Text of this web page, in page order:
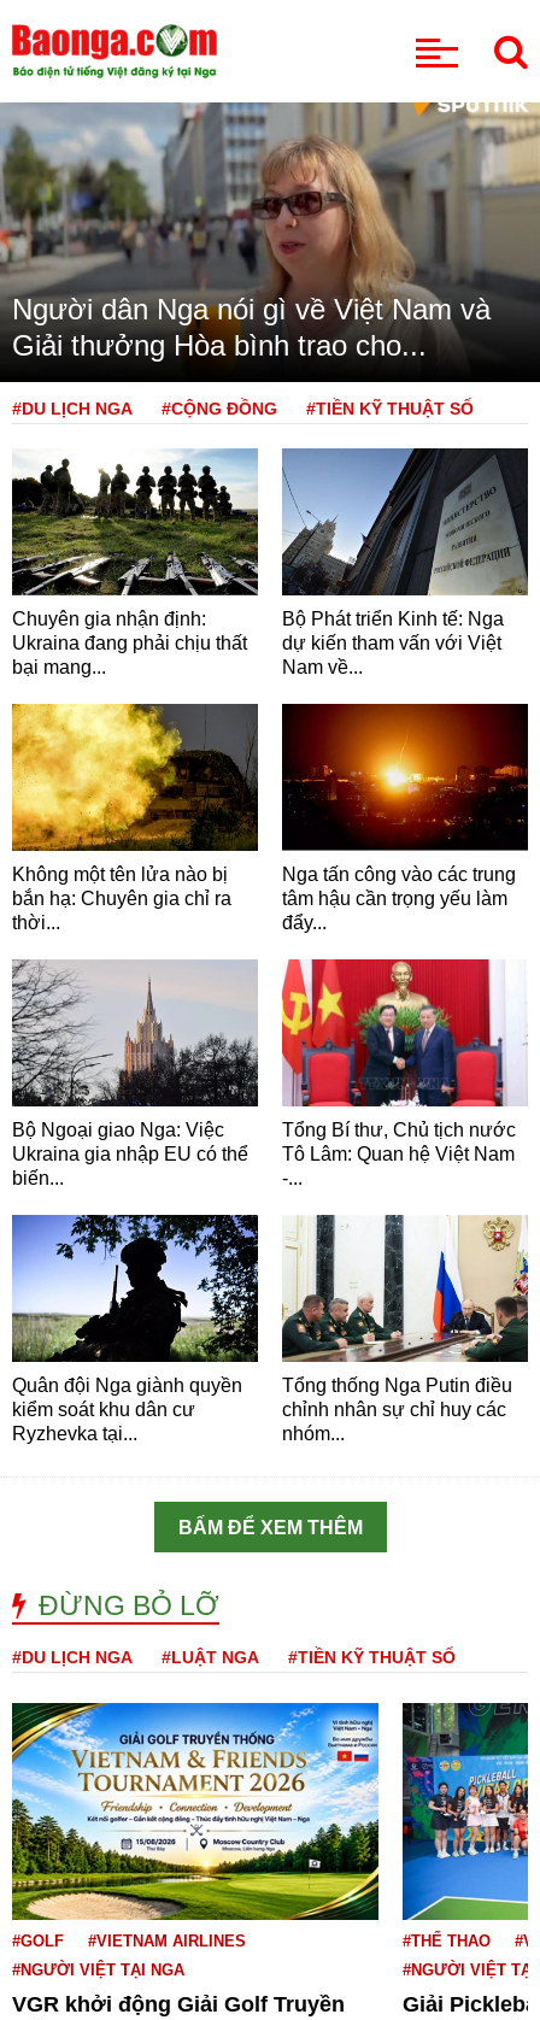
Người dân Nga nói gì về Việt Nam và
Giải thưởng Hòa bình trao cho...
#DU LỊCH NGA #CỘNG ĐỒNG #TIỀN KỸ THUẬT SỐ
Chuyên gia nhận định:
Ukraina đang phải chịu thất
bại mang...
Bộ Phát triển Kinh tế: Nga
dự kiến tham vấn với Việt
Nam về...
Không một tên lửa nào bị
bắn hạ: Chuyên gia chỉ ra
thời...
Nga tấn công vào các trung
tâm hậu cần trọng yếu làm
đẩy...
Bộ Ngoại giao Nga: Việc
Ukraina gia nhập EU có thể
biến...
Tổng Bí thư, Chủ tịch nước
Tô Lâm: Quan hệ Việt Nam
-...
Quân đội Nga giành quyền
kiểm soát khu dân cư
Ryzhevka tại...
Tổng thống Nga Putin điều
chỉnh nhân sự chỉ huy các
nhóm...
BẤM ĐỂ XEM THÊM
ĐỪNG BỎ LỠ
#DU LỊCH NGA #LUẬT NGA #TIỀN KỸ THUẬT SỐ
#GOLF
#VIETNAM AIRLINES
#NGƯỜI VIỆT TẠI NGA
VGR khởi động Giải Golf Truyền
#THỂ THAO
#NGƯỜI VIỆT TẠI
Giải